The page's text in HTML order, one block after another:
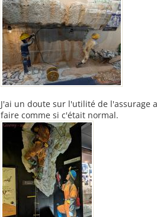
J'ai un doute sur l'utilité de l'assurage
faire comme si c'était normal.